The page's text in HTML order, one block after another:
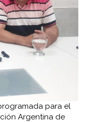
para el
Argentina de